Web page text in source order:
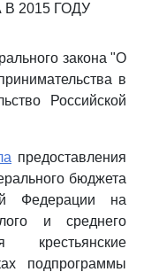
2015 ГОДУ
закона "О
в
Российской
предоставления
бюджета
Федерации на
и среднего
крестьянские
подпрограммы